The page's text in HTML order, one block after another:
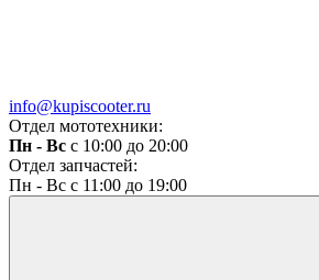
info@kupiscooter.ru
Отдел мототехники:
Пн - Вс с 10:00 до 20:00
Отдел запчастей:
Пн - Вс с 11:00 до 19:00